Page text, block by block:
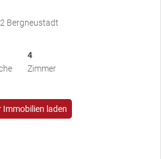
Bergneustadt
4
Zimmer
Immobilien laden